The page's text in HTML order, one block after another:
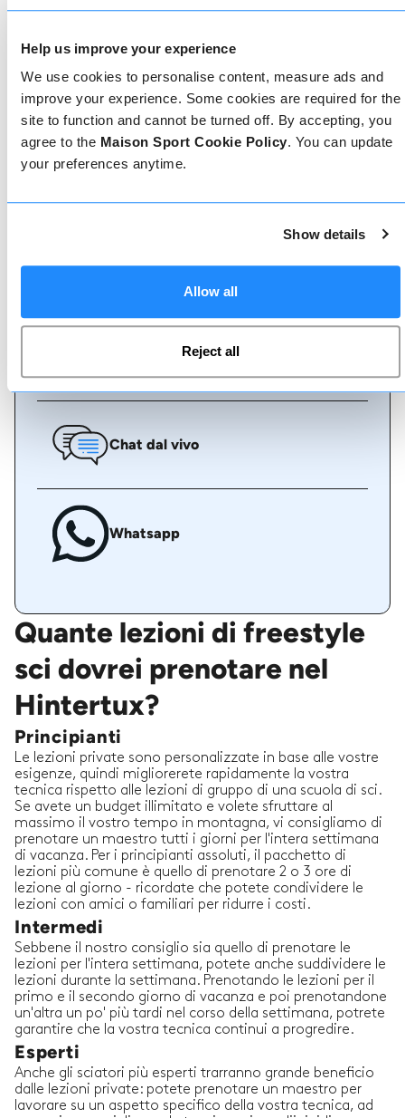
Help us improve your experience
We use cookies to personalise content, measure ads and
improve your experience. Some cookies are required for the
site to function and cannot be turned off. By accepting, you
agree to the Maison Sport Cookie Policy. You can update
your preferences anytime.
Show details
Allow all
Reject all
lezioni di sci o snowboard che ha fornito in passato.
Come prenotare
Prenotare con noi non potrebbe essere più
semplice, il nostro team di esperti è sempre a
disposizione per aiutarvi: prenotate subito online
assistenza.
Prenota online
Chat dal vivo
Whatsapp
Quante lezioni di freestyle
sci dovrei prenotare nel
Hintertux?
Principianti
Le lezioni private sono personalizzate in base alle vostre
esigenze, quindi migliorerete rapidamente la vostra
tecnica rispetto alle lezioni di gruppo di una scuola di sci.
Se avete un budget illimitato e volete sfruttare al
massimo il vostro tempo in montagna, vi consigliamo di
prenotare un maestro tutti i giorni per l'intera settimana
di vacanza. Per i principianti assoluti, il pacchetto di
lezioni più comune è quello di prenotare 2 o 3 ore di
lezione al giorno - ricordate che potete condividere le
lezioni con amici o familiari per ridurre i costi.
Intermedi
Sebbene il nostro consiglio sia quello di prenotare le
lezioni per l'intera settimana, potete anche suddividere le
lezioni durante la settimana. Prenotando le lezioni per il
primo e il secondo giorno di vacanza e poi prenotandone
un'altra un po' più tardi nel corso della settimana, potrete
garantire che la vostra tecnica continui a progredire.
Esperti
Anche gli sciatori più esperti trarranno grande beneficio
dalle lezioni private: potete prenotare un maestro per
lavorare su un aspetto specifico della vostra tecnica, ad